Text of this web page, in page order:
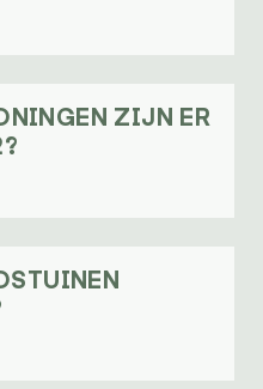
ZIJN ER